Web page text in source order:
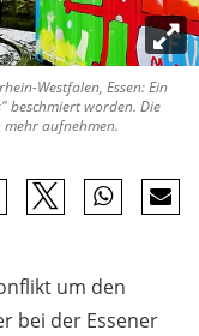
Westfalen, Essen: Ein
beschmiert worden. Die
mehr aufnehmen.
um den
bei der Essener